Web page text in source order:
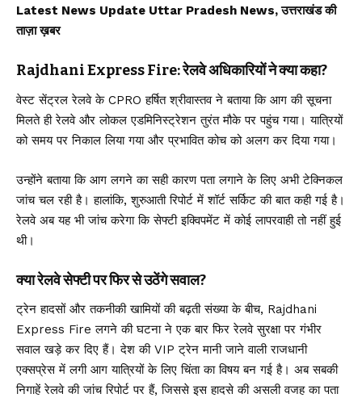
Latest News Update Uttar Pradesh News, उत्तराखंड की
ताज़ा ख़बर
Rajdhani Express Fire: रेलवे अधिकारियों ने क्या कहा?
वेस्ट सेंट्रल रेलवे के CPRO हर्षित श्रीवास्तव ने बताया कि आग की सूचना
मिलते ही रेलवे और लोकल एडमिनिस्ट्रेशन तुरंत मौके पर पहुंच गया। यात्रियों
को समय पर निकाल लिया गया और प्रभावित कोच को अलग कर दिया गया।
उन्होंने बताया कि आग लगने का सही कारण पता लगाने के लिए अभी टेक्निकल
जांच चल रही है। हालांकि, शुरुआती रिपोर्ट में शॉर्ट सर्किट की बात कही गई है।
रेलवे अब यह भी जांच करेगा कि सेफ्टी इक्विपमेंट में कोई लापरवाही तो नहीं हुई
थी।
क्या रेलवे सेफ्टी पर फिर से उठेंगे सवाल?
ट्रेन हादसों और तकनीकी खामियों की बढ़ती संख्या के बीच, Rajdhani
Express Fire लगने की घटना ने एक बार फिर रेलवे सुरक्षा पर गंभीर
सवाल खड़े कर दिए हैं। देश की VIP ट्रेन मानी जाने वाली राजधानी
एक्सप्रेस में लगी आग यात्रियों के लिए चिंता का विषय बन गई है। अब सबकी
निगाहें रेलवे की जांच रिपोर्ट पर हैं, जिससे इस हादसे की असली वजह का पता